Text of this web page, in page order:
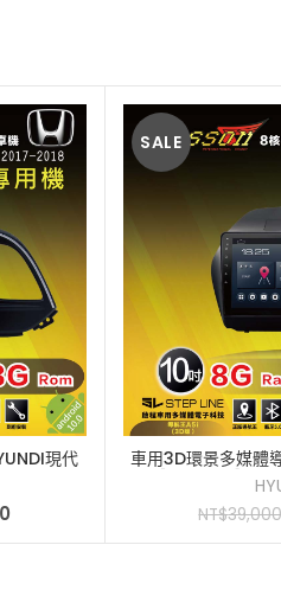
現代
裝9吋
SALE
加
車用3D環景多媒體
NT$